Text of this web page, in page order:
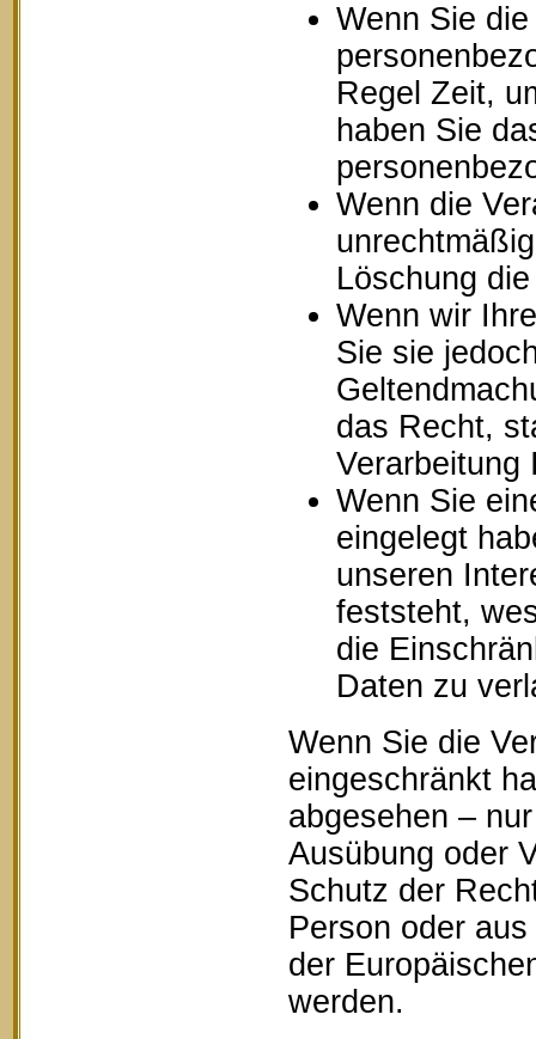
Wenn Sie
Regel Zeit,
haben Sie
Wenn die
Löschung
Wenn wir
Sie sie
das Recht,
Verarbeitung
Wenn Sie
eingelegt
unseren
feststeht,
die
Daten zu
Wenn Sie die
eingeschränkt
abgesehen –
Ausübung oder
Schutz der
Person oder
der
werden.